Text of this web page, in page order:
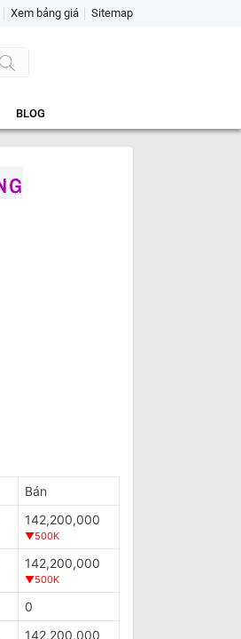
Xem bảng giá Sitemap
BLOG
Bán
142,200,000
▼500K
142,200,000
▼500K
0
142,200,000